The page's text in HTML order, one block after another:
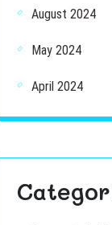
August 2024
May 2024
April 2024